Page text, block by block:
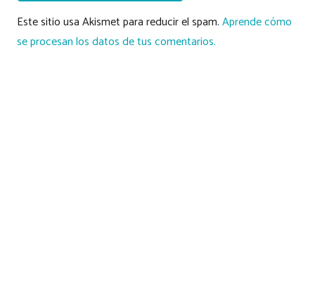
Este sitio usa Akismet para reducir el spam.Aprende cómo
se procesan los datos de tus comentarios.